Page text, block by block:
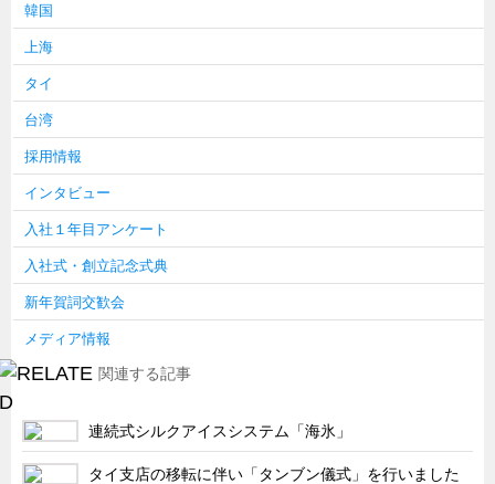
韓国
上海
タイ
台湾
採用情報
インタビュー
入社１年目アンケート
入社式・創立記念式典
新年賀詞交歓会
メディア情報
関連する記事
連続式シルクアイスシステム「海氷」
タイ支店の移転に伴い「タンブン儀式」を行いました